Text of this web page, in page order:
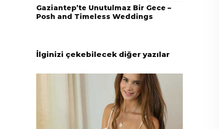
Gaziantep’te Unutulmaz Bir Gece –
Posh and Timeless Weddings
İlginizi çekebilecek diğer yazılar